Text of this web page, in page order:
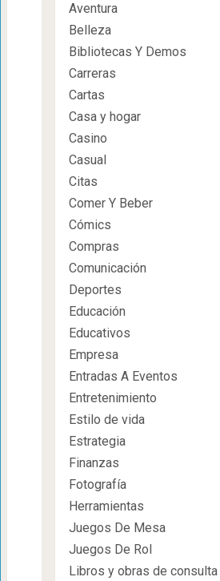
Aventura
Belleza
Bibliotecas Y Demos
Carreras
Cartas
Casa y hogar
Casino
Casual
Citas
Comer Y Beber
Cómics
Compras
Comunicación
Deportes
Educación
Educativos
Empresa
Entradas A Eventos
Entretenimiento
Estilo de vida
Estrategia
Finanzas
Fotografía
Herramientas
Juegos De Mesa
Juegos De Rol
Libros y obras de consulta